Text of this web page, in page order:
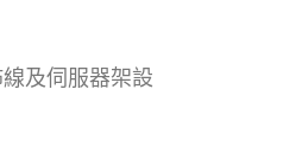
及伺服器架設